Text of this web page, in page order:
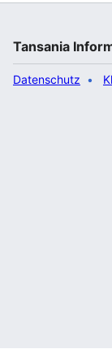
Tansania
Datenschutz